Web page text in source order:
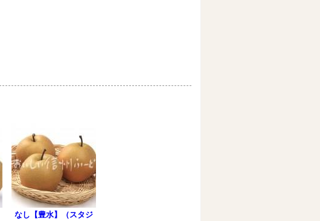
なし【豊水】（スタジ